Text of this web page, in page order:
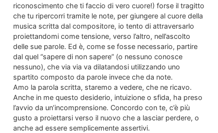
riconoscimento che ti faccio di vero cuore!) forse il tragitto
che tu ripercorri tramite le note, per giungere al cuore della
musica scritta dal compositore, io tento di attraversarlo
proiettandomi come tensione, verso l’altro, nell’ascolto
delle sue parole. Ed è, come se fosse necessario, partire
dal quel “sapere di non sapere” (o nessuno conosce
nessuno), che via via va dilatandosi utilizzando uno
spartito composto da parole invece che da note.
Amo la parola scritta, staremo a vedere, che ne ricavo.
Anche in me questo desiderio, intuizione o sfida, ha preso
l’avvio da un’incomprensione. Concordo con te, c’è più
gusto a proiettarsi verso il nuovo che a lasciar perdere, o
anche ad essere semplicemente assertivi.